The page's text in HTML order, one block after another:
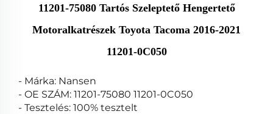
11201-75080 Tartós Szeleptető Hengertető
Motoralkatrészek Toyota Tacoma 2016-2021
11201-0C050
- Márka: Nansen
- OE SZÁM: 11201-75080 11201-0C050
- Tesztelés: 100% tesztelt